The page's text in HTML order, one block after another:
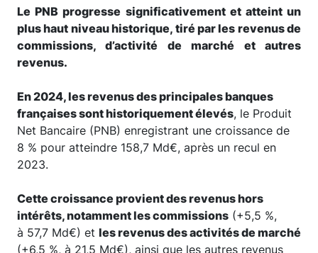
Le PNB progresse significativement et atteint un
plus haut niveau historique, tiré par les revenus de
commissions, d’activité de marché et autres
revenus.
En 2024, les revenus des principales banques
françaises sont historiquement élevés, le Produit
Net Bancaire (PNB) enregistrant une croissance de
8 % pour atteindre 158,7 Md€, après un recul en
2023.
Cette croissance provient des revenus hors
intérêts, notamment les commissions (+5,5 %,
à 57,7 Md€) et les revenus des activités de marché
(+6,5 %, à 21,5 Md€), ainsi que les autres revenus